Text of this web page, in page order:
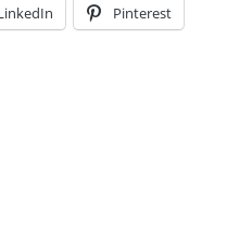
Pinterest